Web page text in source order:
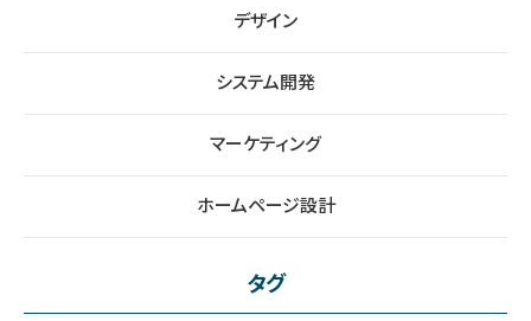
デザイン
システム開発
マーケティング
ホームページ設計
タグ